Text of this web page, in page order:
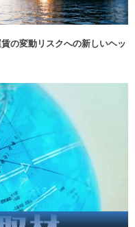
の変動リスクへの新しいヘッ